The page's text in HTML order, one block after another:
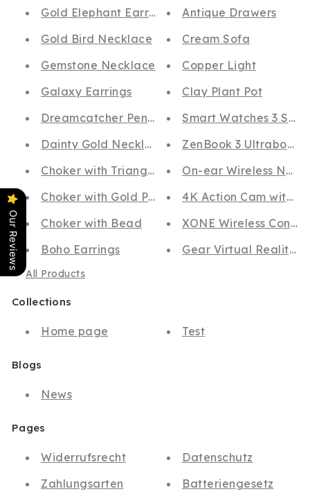
Gold Elephant Earrings
Gold Bird Necklace
Gemstone Necklace
Galaxy Earrings
Dreamcatcher Pendant Necklace
Dainty Gold Necklace
Choker with Triangle
Choker with Gold Pendant
Choker with Bead
Boho Earrings
Antique Drawers
Cream Sofa
Copper Light
Clay Plant Pot
Smart Watches 3
ZenBook 3 Ultrabook
On-ear Wireless NXTG
4K Action Cam with
XONE Wireless
Gear Virtual Reality
All Products
Collections
Home page Test
Blogs
News
Pages
Widerrufsrecht
Zahlungsarten
Datenschutz
Batteriengesetz
Our Reviews